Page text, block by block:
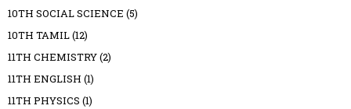
10TH SOCIAL SCIENCE (5)
10TH TAMIL(12)
11TH CHEMISTRY(2)
11TH ENGLISH (1)
11TH PHYSICS (1)